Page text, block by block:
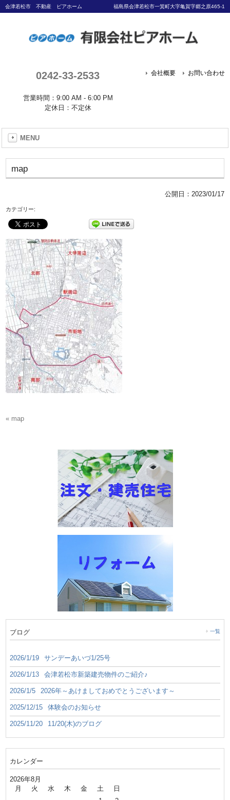
会津若松市 不動産 ピアホーム 福島県会津若松市一箕町大字亀賀字郷之原465-1
0242-33-2533
営業時間：9:00 AM - 6:00 PM
定休日：不定休
会社概要 お問い合わせ
MENU
map
公開日： 2023/01/17
カテゴリー:
« map
ブログ 一覧
2026/1/19 サンデーあいづ1/25号
2026/1/13 会津若松市新築建売物件のご紹介♪
2026/1/5 2026年～あけましておめでとうございます～
2025/12/15 体験会のお知らせ
2025/11/20 11/20(木)のブログ
カレンダー
2026年8月
月 火 水 木 金 土 日